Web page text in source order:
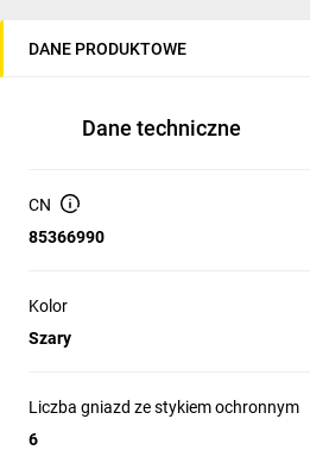
DANE PRODUKTOWE
Dane techniczne
CN
85366990
Kolor
Szary
Liczba gniazd ze stykiem ochronnym
6